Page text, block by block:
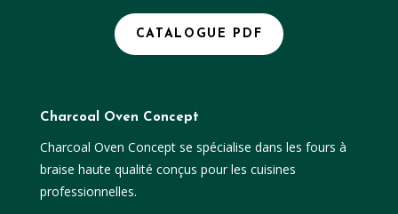
CATALOGUE PDF
Charcoal Oven Concept
Charcoal Oven Concept se spécialise dans les fours à
braise haute qualité conçus pour les cuisines
professionnelles.